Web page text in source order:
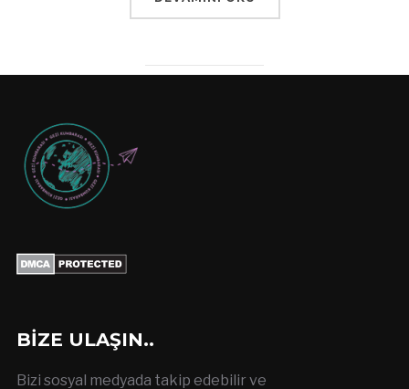
BIZE ULAŞIN..
Bizi sosyal medyada takip edebilir ve